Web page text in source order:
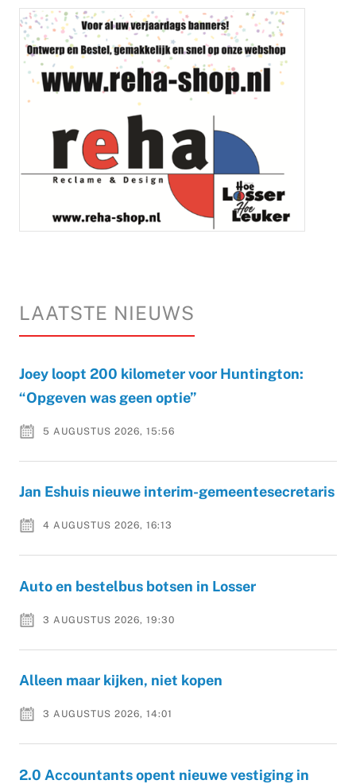
LAATSTE NIEUWS
Joey loopt 200 kilometer voor Huntington:
“Opgeven was geen optie”
5 AUGUSTUS 2026, 15:56
Jan Eshuis nieuwe interim-gemeentesecretaris
4 AUGUSTUS 2026, 16:13
Auto en bestelbus botsen in Losser
3 AUGUSTUS 2026, 19:30
Alleen maar kijken, niet kopen
3 AUGUSTUS 2026, 14:01
2.0 Accountants opent nieuwe vestiging in